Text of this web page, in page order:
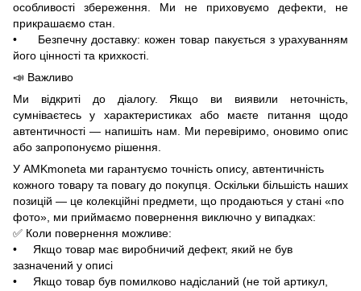
особливості збереження. Ми не приховуємо дефекти, не
прикрашаємо стан.
• Безпечну доставку: кожен товар пакується з урахуванням
його цінності та крихкості.
📣 Важливо
Ми відкриті до діалогу. Якщо ви виявили неточність,
сумніваєтесь у характеристиках або маєте питання щодо
автентичності — напишіть нам. Ми перевіримо, оновимо опис
або запропонуємо рішення.
У AMKmoneta ми гарантуємо точність опису, автентичність
кожного товару та повагу до покупця. Оскільки більшість наших
позицій — це колекційні предмети, що продаються у стані «по
фото», ми приймаємо повернення виключно у випадках:
✅ Коли повернення можливе:
• Якщо товар має виробничий дефект, який не був
зазначений у описі
• Якщо товар був помилково надісланий (не той артикул,